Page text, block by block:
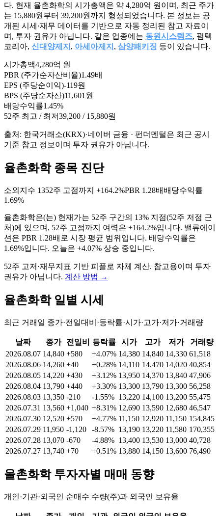
다. 현재 율촌화학의 시가총액은 약 4,280억 원이며, 최근 주가
는 15,880원부터 39,200원까지 형성되었습니다. 본 정보는 공
개된 시세·재무 데이터를 기반으로 자동 정리된 참고 자료이
며, 투자 권유가 아닙니다. 같은 업종에는 동원시스템즈, 펌텍
코리아, 신대양제지 , 아세아제지 , 삼양패키징 등이 있습니다.
시가총액4,280억 원
PBR (주가순자산비율)1.49배
EPS (주당순이익)-119원
BPS (주당순자산)11,601원
배당수익률1.45%
52주 최고 / 최저39,200 / 15,880원
출처: 한국거래소(KRX)·네이버 금융 · 펀더멘털은 최근 공시
기준 참고 정보이며 투자 권유가 아닙니다.
율촌화학 종목 진단
소외지수 1352주 고점까지 +164.2%PBR 1.28배 배당수익률
1.69%
율촌화학은(는) 현재가는 52주 구간의 13% 지점(52주 저점 근
처)에 있으며, 52주 고점까지 여력은 +164.2%입니다. 밸류에이
션은 PBR 1.28배로 시장 평균 범위입니다. 배당수익률은
1.69%입니다. 오늘은 +4.07% 상승 중입니다.
52주 고저·재무지표 기반 피플로 자체 계산. 참고용이며 투자
권유가 아닙니다. 계산 방법 →
율촌화학일별 시세
최근 거래일 종가·전일대비·등락률·시가·고가·저가·거래량
날짜 종가 전일비 등락률 시가 고가 저가
거래량
2026.08.07 14,840 +580 +4.07% 14,380 14,840 14,330 61,518
2026.08.06 14,260 +40 +0.28% 14,110 14,470 14,020 40,854
2026.08.05 14,220 +430 +3.12% 13,950 14,370 13,840 47,906
2026.08.04 13,790 +440 +3.30% 13,300 13,790 13,300 56,258
2026.08.03 13,350 -210 -1.55% 13,220 14,100 13,200 55,475
2026.07.31 13,560 +1,040 +8.31% 12,690 13,590 12,680 46,547
2026.07.30 12,520 +570 +4.77% 11,150 12,920 11,150 154,845
2026.07.29 11,950 -1,120 -8.57% 13,190 13,220 11,580 170,355
2026.07.28 13,070 -670 -4.88% 13,400 13,530 13,000 40,728
2026.07.27 13,740 +70 +0.51% 13,880 14,150 13,600 76,490
율촌화학투자자별 매매 동향
개인·기관·외국인 순매수 수량(주)과 외국인 보유율